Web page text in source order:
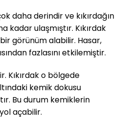
daha derindir ve kıkırdağın
kadar ulaşmıştır. Kıkırdak
görünüm alabilir. Hasar,
fazlasını etkilemiştir.
Kıkırdak o bölgede
kemik dokusu
Bu durum kemiklerin
açabilir.